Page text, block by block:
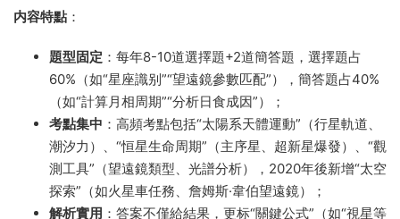
内容特點 ：
題型固定 ：每年8-10道選擇題+2道簡答題，選擇題占
60%（如“星座識别”“望遠鏡參數匹配”），簡答題占40%
（如“計算月相周期”“分析日食成因”）；
考點集中 ：高頻考點包括“太陽系天體運動”（行星軌道、
潮汐力）、“恒星生命周期”（主序星、超新星爆發）、“觀
測工具”（望遠鏡類型、光譜分析），2020年後新增“太空
探索”（如火星車任務、詹姆斯·韋伯望遠鏡）；
解析實用 ：答案不僅給結果，更标“關鍵公式”（如“視星等